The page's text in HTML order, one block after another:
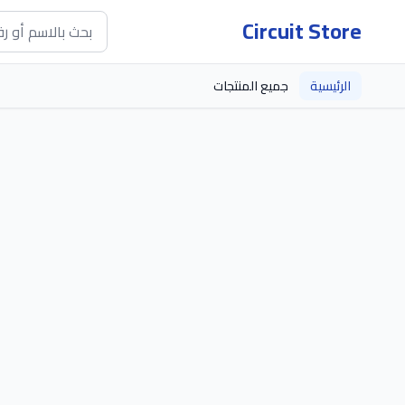
Circuit Store
الرئيسية جميع المنتجات